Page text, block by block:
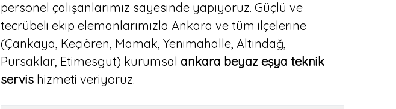
personel çalışanlarımız sayesinde yapıyoruz. Güçlü ve
tecrübeli ekip elemanlarımızla Ankara ve tüm ilçelerine
(Çankaya, Keçiören, Mamak, Yenimahalle, Altındağ,
Pursaklar, Etimesgut) kurumsal ankara beyaz eşya teknik
servis hizmeti veriyoruz.